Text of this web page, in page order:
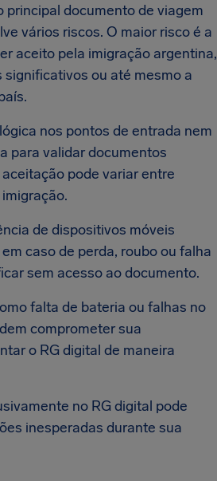
principal documento de viagem
vários riscos. O maior risco é a
aceito pela imigração argentina,
ou até mesmo a
nos pontos de entrada nem
para validar documentos
pode variar entre
de dispositivos móveis
caso de perda, roubo ou falha
sem acesso ao documento.
falta de bateria ou falhas no
comprometer sua
o RG digital de maneira
no RG digital pode
inesperadas durante sua